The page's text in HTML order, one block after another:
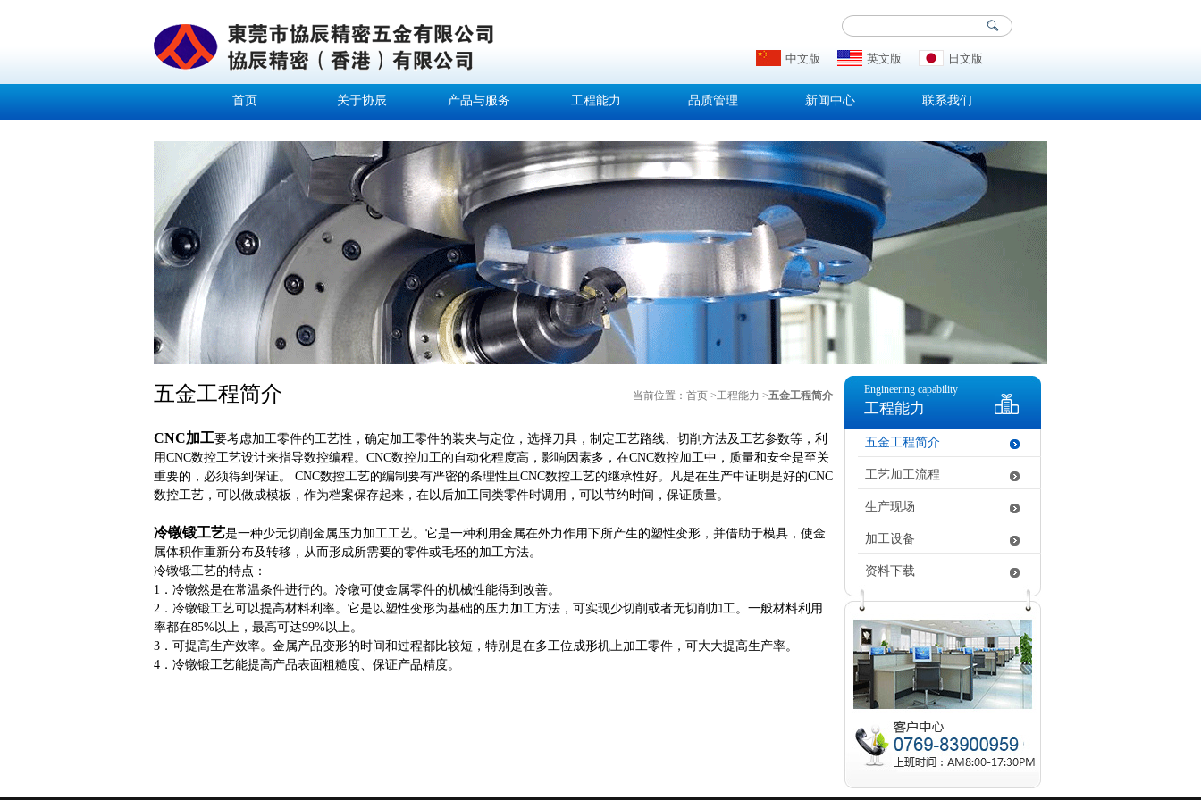
中文版 英文版 日文版
首页 关于协辰 产品与服务 工程能力 品质管理 新闻中心 联系我们
五金工程简介 当前位置： 首页 >工程能力 >五金工程简介
CNC加工要考虑加工零件的工艺性，确定加工零件的装夹与定位，选择刀具，制定工艺路线、切削方法及工艺参数等，利
用CNC数控工艺设计来指导数控编程。CNC数控加工的自动化程度高，影响因素多，在CNC数控加工中，质量和安全是至关
重要的，必须得到保证。 CNC数控工艺的编制要有严密的条理性且CNC数控工艺的继承性好。凡是在生产中证明是好的CNC
数控工艺，可以做成模板，作为档案保存起来，在以后加工同类零件时调用，可以节约时间，保证质量。
冷镦锻工艺是一种少无切削金属压力加工工艺。它是一种利用金属在外力作用下所产生的塑性变形，并借助于模具，使金
属体积作重新分布及转移，从而形成所需要的零件或毛坯的加工方法。
冷镦锻工艺的特点：
1．冷镦然是在常温条件进行的。冷镦可使金属零件的机械性能得到改善。
2．冷镦锻工艺可以提高材料利率。它是以塑性变形为基础的压力加工方法，可实现少切削或者无切削加工。一般材料利用
率都在85%以上，最高可达99%以上。
3．可提高生产效率。金属产品变形的时间和过程都比较短，特别是在多工位成形机上加工零件，可大大提高生产率。
4．冷镦锻工艺能提高产品表面粗糙度、保证产品精度。
Engineering capability
工程能力
五金工程简介
工艺加工流程
生产现场
加工设备
资料下载